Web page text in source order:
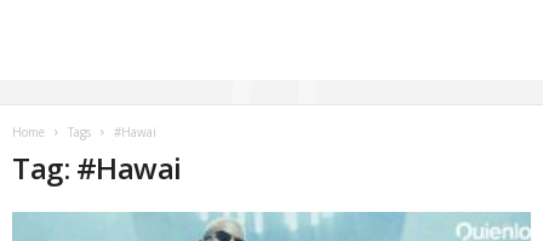
Home Tags #Hawai
Tag: #Hawai